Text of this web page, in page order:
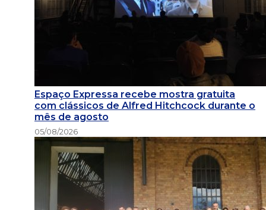
Espaço Expressa recebe mostra gratuita
com clássicos de Alfred Hitchcock durante o
mês de agosto
05/08/2026